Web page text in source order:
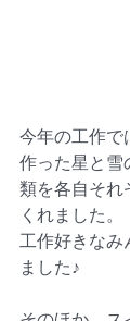
今年の工作で
作った星と雪
類を各自それ
くれました。
工作好きなみ
ました♪